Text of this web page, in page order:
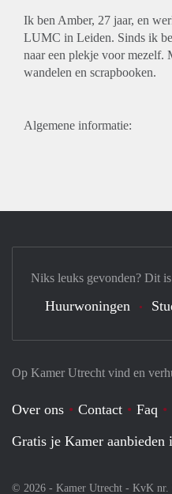
Ik ben Amber, 27 jaar, en
LUMC in Leiden. Sinds ik
naar een plekje voor mezelf.
wandelen en scrapbooken.
Algemene informatie:
Op Kamer Utrecht vind en
Over ons Contact Faq
Gratis je Kamer aanbieden
© 2026 - Kamer Utrecht - KvK nr.
Niks leuks gevonden? Dit
Huurwoningen